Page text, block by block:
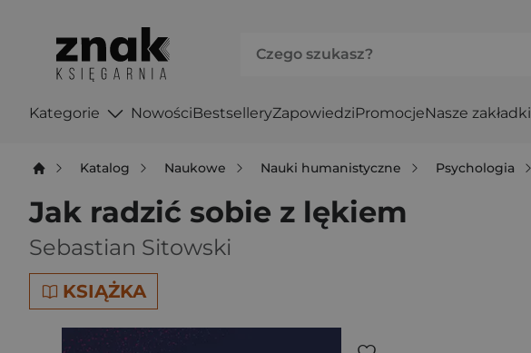
Kategorie NowościBestselleryZapowiedziPromocjeNasze zakładki
Katalog Naukowe Nauki humanistyczne Psychologia
Jak radzić sobie z lękiem
Sebastian Sitowski
KSIĄŻKA